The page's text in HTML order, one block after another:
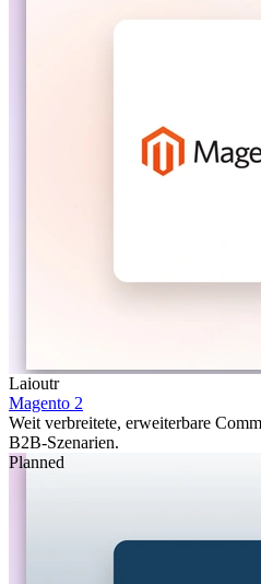
Laioutr
Magento 2
Weit verbreitete, erweiterbare
B2B-Szenarien.
Planned